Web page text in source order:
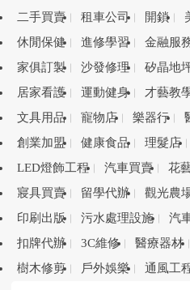
二手買賣
租車公司 開鎖
休閒保健
進修學習 金融服
家俱訂製
沙發修理 矽晶地
居家看護
運動健身 才藝教
文具用品
寵物店 樂器行
創業加盟
健康食品 理髮店
LED燈飾工程
汽車買賣 花
寢具買賣
留學代辦 觀光農
印刷出版
污水處理設施 汽
扣牌代辦
3C維修 醫療器材
樹木修剪
戶外娛樂 通風工